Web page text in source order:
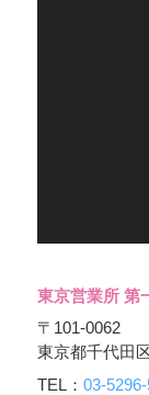
東京営業所 第
〒101-0062
東京都千代田
TEL： 03-